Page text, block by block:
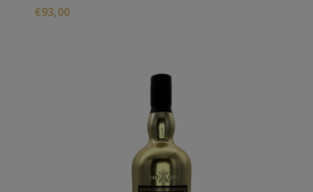
filtration à froid, il propose une puissance aromatique
€93,00